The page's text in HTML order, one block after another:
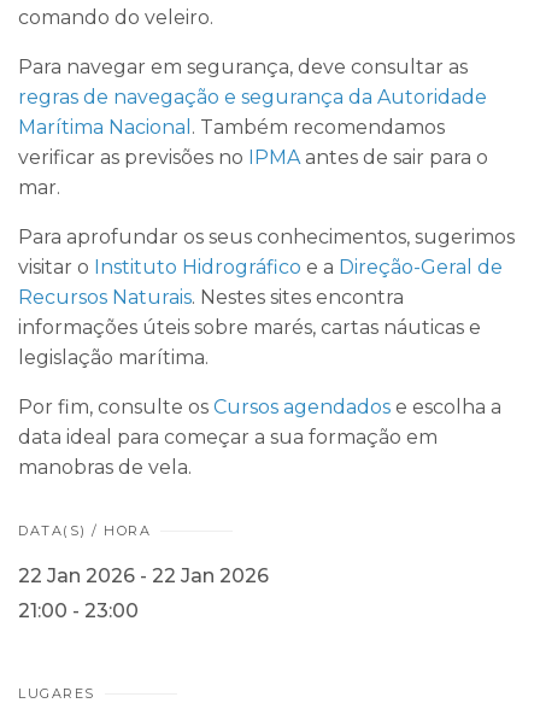
comando do veleiro.
Para navegar em segurança, deve consultar as
regras de navegação e segurança da Autoridade
Marítima Nacional . Também recomendamos
verificar as previsões no IPMAantes de sair para o
mar.
Para aprofundar os seus conhecimentos, sugerimos
visitar o Instituto Hidrográfico e a Direção-Geral de
Recursos Naturais. Nestes sites encontra
informações úteis sobre marés, cartas náuticas e
legislação marítima.
Por fim, consulte os Cursos agendados e escolha a
data ideal para começar a sua formação em
manobras de vela.
DATA(S) / HORA
22 Jan 2026 - 22 Jan 2026
21:00 - 23:00
LUGARES